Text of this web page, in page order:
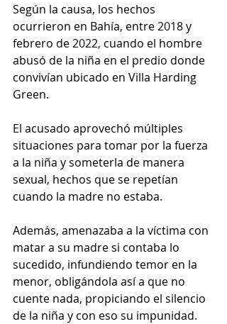
Según la causa, los hechos
ocurrieron en Bahía, entre 2018 y
febrero de 2022, cuando el hombre
abusó de la niña en el predio donde
convivían ubicado en Villa Harding
Green.
El acusado aprovechó múltiples
situaciones para tomar por la fuerza
a la niña y someterla de manera
sexual, hechos que se repetían
cuando la madre no estaba.
Además, amenazaba a la víctima con
matar a su madre si contaba lo
sucedido, infundiendo temor en la
menor, obligándola así a que no
cuente nada, propiciando el silencio
de la niña y con eso su impunidad.